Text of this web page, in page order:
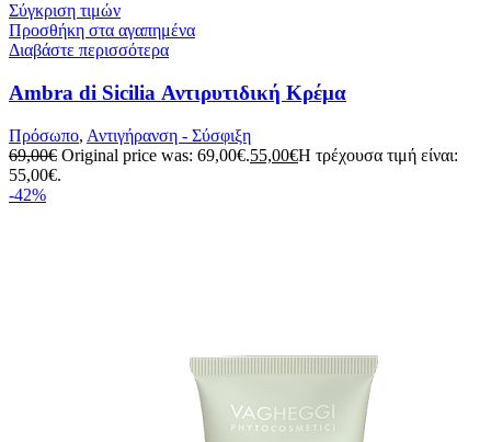
Σύγκριση τιμών
Προσθήκη στα αγαπημένα
Διαβάστε περισσότερα
Ambra di Sicilia Αντιρυτιδική Κρέμα
Πρόσωπο, Αντιγήρανση - Σύσφιξη
69,00€ Original price was: 69,00€.55,00€Η τρέχουσα τιμή είναι:
55,00€.
-42%